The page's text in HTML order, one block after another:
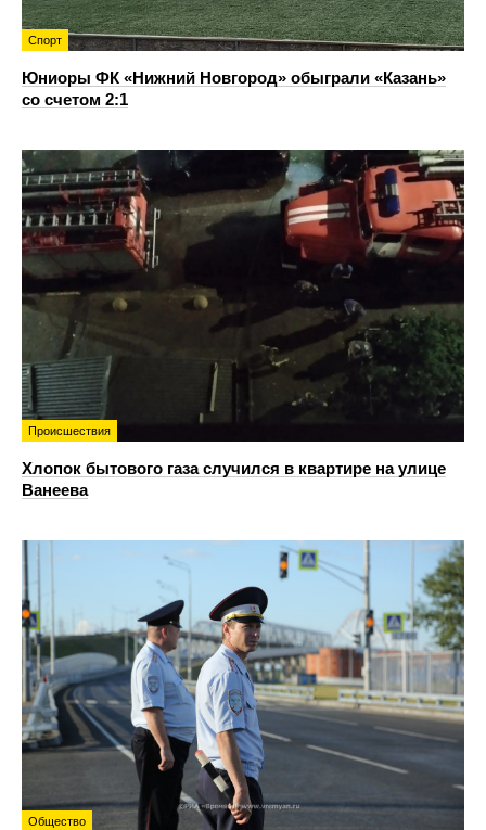
Спорт
Юниоры ФК «Нижний Новгород» обыграли «Казань»
со счетом 2:1
Происшествия
Хлопок бытового газа случился в квартире на улице
Ванеева
Общество